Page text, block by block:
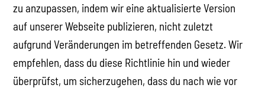
zu anzupassen, indem wir eine aktualisierte Version
auf unserer Webseite publizieren, nicht zuletzt
aufgrund Veränderungen im betreffenden Gesetz. Wir
empfehlen, dass du diese Richtlinie hin und wieder
überprüfst, um sicherzugehen, dass du nach wie vor